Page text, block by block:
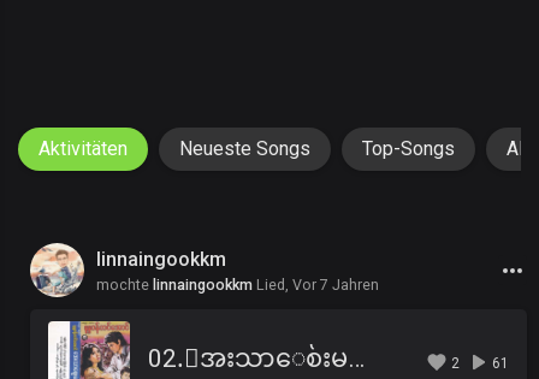
Aktivitäten Neueste Songs Top-Songs
linnaingookkm
mochte linnaingookkm Lied, Vor 7 Jahren
02.ေအးသာေစ်းမလာရ ဇာတ္လမ္း (ဇာတ္သိမ္း).mp3 2 61